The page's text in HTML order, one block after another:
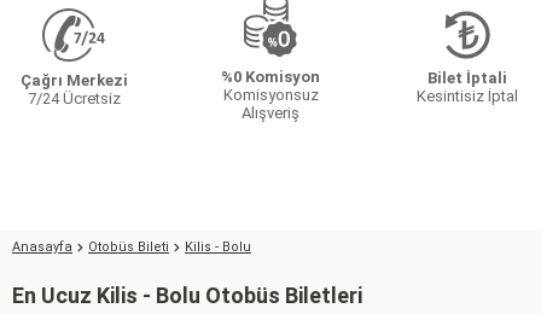
Çağrı Merkezi
7/24 Ücretsiz
%0 Komisyon
Komisyonsuz
Alışveriş
Bilet İptali
Kesintisiz İptal
Anasayfa Otobüs Bileti Kilis - Bolu
En Ucuz Kilis - Bolu Otobüs Biletleri